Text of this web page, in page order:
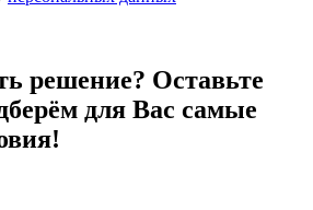
решение? Оставьте
для Вас самые